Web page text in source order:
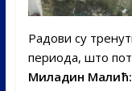
Радови су
периода, што
Миладин Малић: